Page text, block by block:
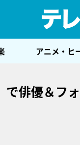
アニメ・ヒ
俳優＆フ